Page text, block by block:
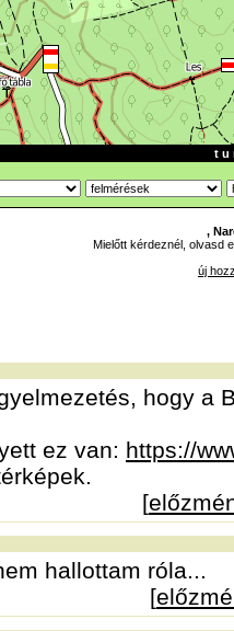
t u
,
Mielőtt kérdeznél, olvasd
új
hogy a
ez van: https://
[
hallottam róla...
[